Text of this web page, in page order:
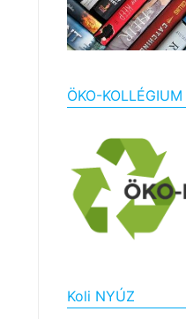
ÖKO-KOLLÉGIUM
Koli NYÚZ